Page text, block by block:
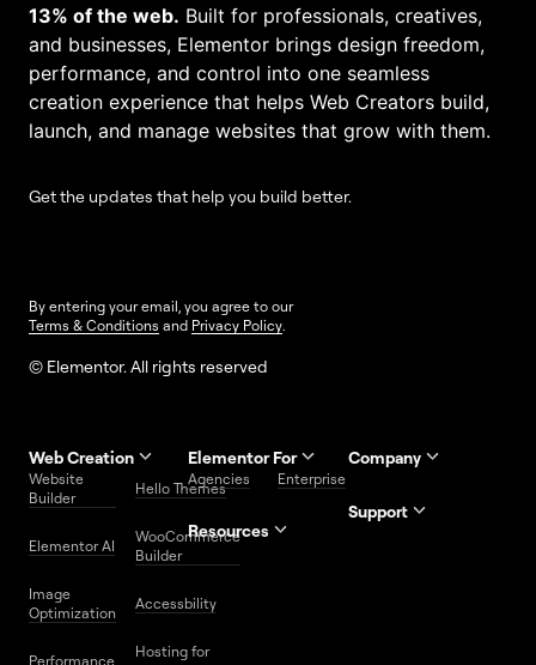
13% of the web. Built for professionals, creatives,
and businesses, Elementor brings design freedom,
performance, and control into one seamless
creation experience that helps Web Creators build,
launch, and manage websites that grow with them.
Get the updates that help you build better.
By entering your email, you agree to our
Terms & Conditions and Privacy Policy
© Elementor. All rights reserved
Web Creation
Website
Builder
Hello Themes
Elementor AI
WooCommerce
Builder
Image
Optimization
Accessbility
Performance
Hosting for
Elementor For
Agencies Enterprise
Resources
Website
Free
Company
Support